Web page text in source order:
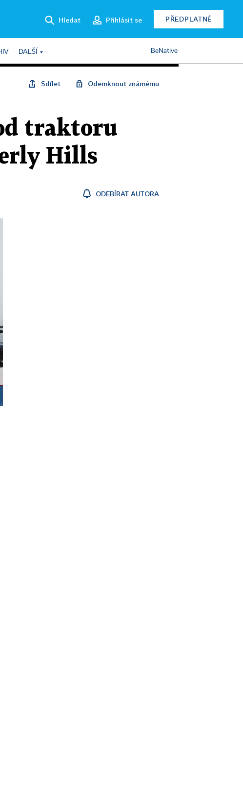
Hledat Přihlásit se PŘEDPLATNÉ
DALŠÍ BeNative
Sdílet Odemknout známému
traktoru
Hills
ODEBÍRAT AUTORA